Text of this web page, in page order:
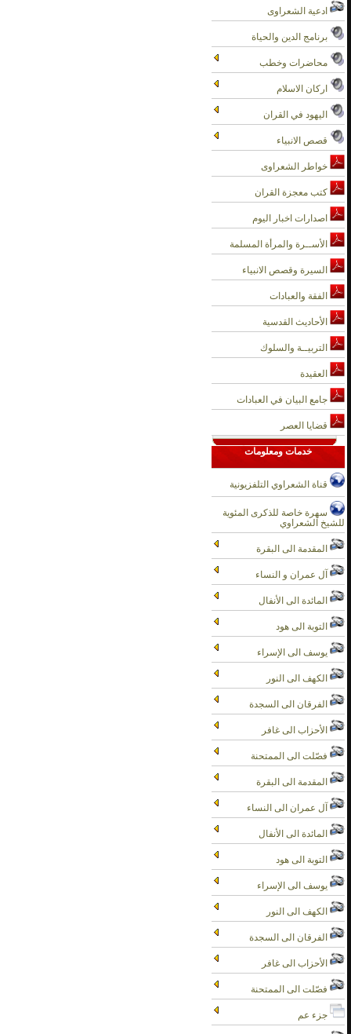
ادعية الشعراوى
برنامج الدين والحياة
محاضرات وخطب
اركان الاسلام
اليهود في القران
قصص الانبياء
خواطر الشعراوى
كتب معجزة القران
اصدارات اخبار اليوم
الأســرة والمرأة المسلمة
السيرة وقصص الانبياء
الفقة والعبادات
الأحاديث القدسية
التربيــة والسلوك
العقيدة
جامع البيان في العبادات
قضايا العصر
خدمات ومعلومات
قناة الشعراوي التلفزيونية
سهرة خاصة للذكرى المئوية
للشيخ الشعراوي
المقدمة الى البقرة
آل عمران و النساء
المائدة الى الأنفال
التوبة الى هود
يوسف الى الإسراء
الكهف الى النور
الفرقان الى السجدة
الأحزاب الى غافر
فصّلت الى الممتحنة
المقدمة الى البقرة
آل عمران الى النساء
المائدة الى الأنفال
التوبة الى هود
يوسف الى الإسراء
الكهف الى النور
الفرقان الى السجدة
الأحزاب الى غافر
فصّلت الى الممتحنة
جزء عم